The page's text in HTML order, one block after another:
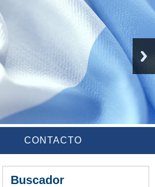
CONTACTO
Buscador